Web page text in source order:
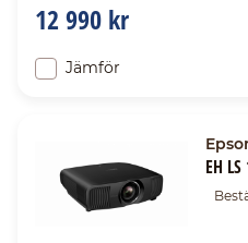
12 990 kr
Jämför
EH